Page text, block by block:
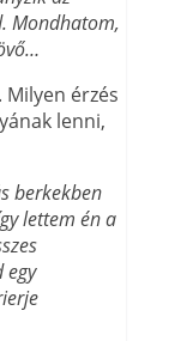
Mondhatom,
érzés
lenni,
berkekben
lettem én a
egy